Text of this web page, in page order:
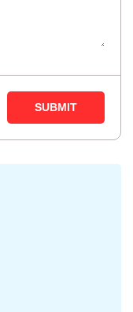
SUBMIT